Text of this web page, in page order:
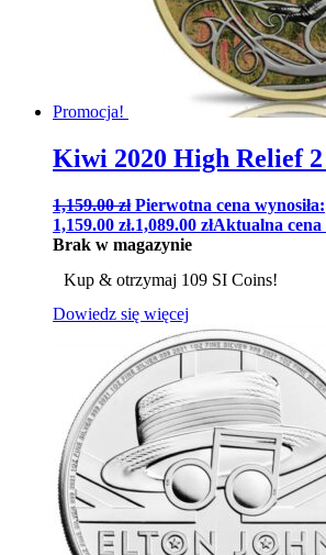
Promocja!
Kiwi 2020 High Relief
1,159.00zł Pierwotna cena wynosiła:
1,159.00 zł.1,089.00 złAktualna cena
Brak w magazynie
Kup & otrzymaj 109 SI Coins!
Dowiedz się więcej